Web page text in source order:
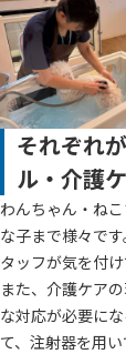
それぞれ
ル・介護
わんちゃん・ね
な子まで様々で
タッフが気を付
また、介護ケア
な対応が必要に
て、注射器を用